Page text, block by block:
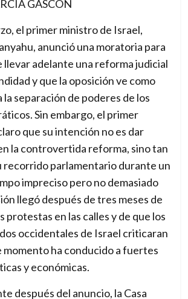
GASCÓN
el primer ministro de Israel,
anunció una moratoria para
llevar adelante una reforma judicial
y que la oposición ve como
la separación de poderes de los
Sin embargo, el primer
que su intención no es dar
la controvertida reforma, sino tan
recorrido parlamentario durante un
impreciso pero no demasiado
llegó después de tres meses de
protestas en las calles y de que los
occidentales de Israel criticaran
momento ha conducido a fuertes
y económicas.
después del anuncio, la Casa